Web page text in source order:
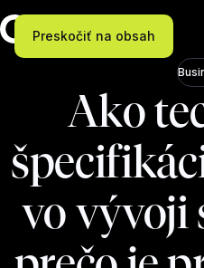
Preskočiť na obsah
Ako
vo vývoji